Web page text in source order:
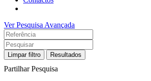
Ver Pesquisa Avançada
Limpar filtro Resultados
Partilhar Pesquisa